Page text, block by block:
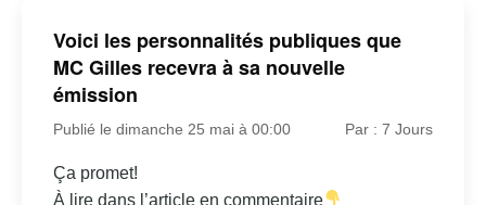
Voici les personnalités publiques que
MC Gilles recevra à sa nouvelle
émission
Publié le dimanche 25 mai à 00:00 Par : 7 Jours
Ça promet!
À lire dans l’article en commentaire